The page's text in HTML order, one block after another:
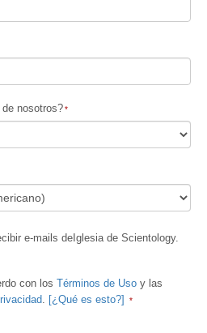
nosotros?
e-mails deIglesia de Scientology.
con los Términos de Uso y las
. [¿Qué es esto?]